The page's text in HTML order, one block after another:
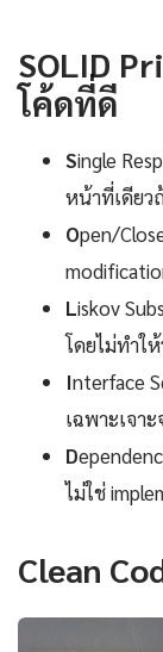
SOLID
โค้ดที่ดี
Single
หน้าที่เดียว
Open/
Liskov
โดยไม่ทำใ
Interface
เฉพาะเจา
D
ไม่ใช่
Clean